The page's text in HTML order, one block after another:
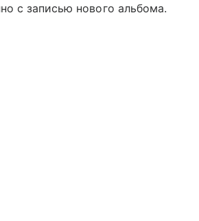
с записью нового альбома.